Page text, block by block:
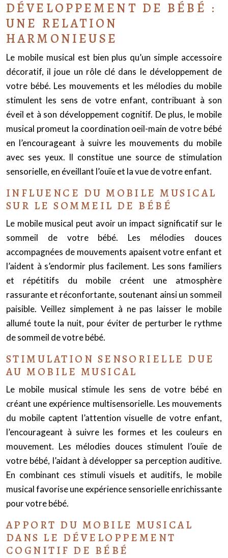
DÉVELOPPEMENT DE BÉBÉ :
UNE RELATION
HARMONIEUSE
Le mobile musical est bien plus qu’un simple accessoire
décoratif, il joue un rôle clé dans le développement de
votre bébé. Les mouvements et les mélodies du mobile
stimulent les sens de votre enfant, contribuant à son
éveil et à son développement cognitif. De plus, le mobile
musical promeut la coordination oeil-main de votre bébé
en l’encourageant à suivre les mouvements du mobile
avec ses yeux. Il constitue une source de stimulation
sensorielle, en éveillant l’ouïe et la vue de votre enfant.
INFLUENCE DU MOBILE MUSICAL
SUR LE SOMMEIL DE BÉBÉ
Le mobile musical peut avoir un impact significatif sur le
sommeil de votre bébé. Les mélodies douces
accompagnées de mouvements apaisent votre enfant et
l’aident à s’endormir plus facilement. Les sons familiers
et répétitifs du mobile créent une atmosphère
rassurante et réconfortante, soutenant ainsi un sommeil
paisible. Veillez simplement à ne pas laisser le mobile
allumé toute la nuit, pour éviter de perturber le rythme
de sommeil de votre bébé.
STIMULATION SENSORIELLE DUE
AU MOBILE MUSICAL
Le mobile musical stimule les sens de votre bébé en
créant une expérience multisensorielle. Les mouvements
du mobile captent l’attention visuelle de votre enfant,
l’encourageant à suivre les formes et les couleurs en
mouvement. Les mélodies douces stimulent l’ouïe de
votre bébé, l’aidant à développer sa perception auditive.
En combinant ces stimuli visuels et auditifs, le mobile
musical favorise une expérience sensorielle enrichissante
pour votre bébé.
APPORT DU MOBILE MUSICAL
DANS LE DÉVELOPPEMENT
COGNITIF DE BÉBÉ